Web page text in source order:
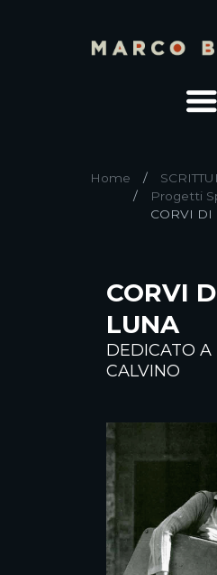
Home
Progetti
CORVI DI
CORVI
LUNA
DEDICATO A
CALVINO